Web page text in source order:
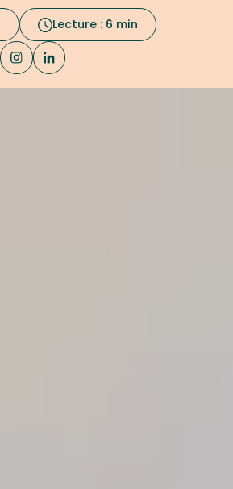
Lecture : 6 min